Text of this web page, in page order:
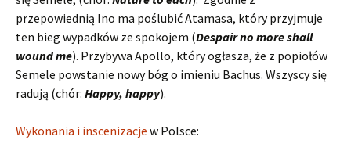
przepowiednią Ino ma poślubić Atamasa, który przyjmuje
ten bieg wypadków ze spokojem (Despair no more shall
wound me). Przybywa Apollo, który ogłasza, że z popiołów
Semele powstanie nowy bóg o imieniu Bachus. Wszyscy się
radują (chór: Happy, happy).
Wykonania i inscenizacje w Polsce: